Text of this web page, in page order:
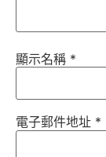
顯示名稱 *
電子郵件地址 *